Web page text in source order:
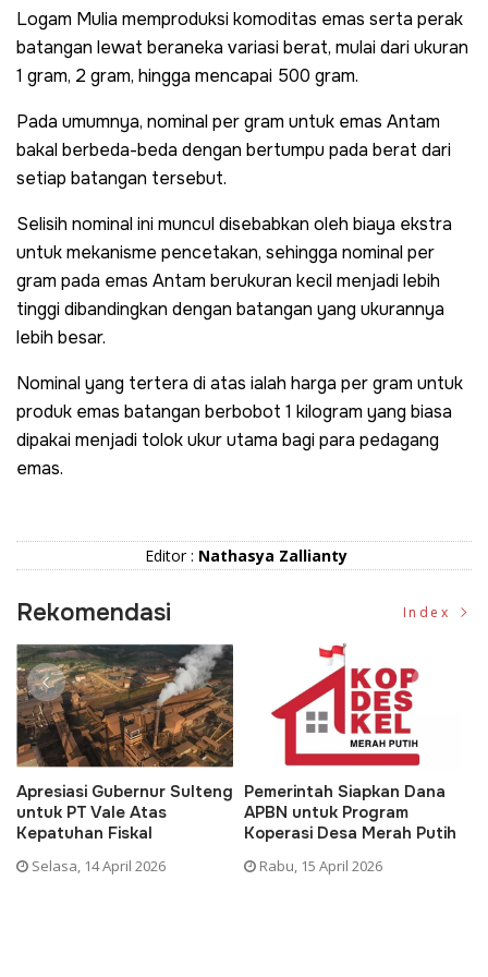
Logam Mulia memproduksi komoditas emas serta perak
batangan lewat beraneka variasi berat, mulai dari ukuran
1 gram, 2 gram, hingga mencapai 500 gram.
Pada umumnya, nominal per gram untuk emas Antam
bakal berbeda-beda dengan bertumpu pada berat dari
setiap batangan tersebut.
Selisih nominal ini muncul disebabkan oleh biaya ekstra
untuk mekanisme pencetakan, sehingga nominal per
gram pada emas Antam berukuran kecil menjadi lebih
tinggi dibandingkan dengan batangan yang ukurannya
lebih besar.
Nominal yang tertera di atas ialah harga per gram untuk
produk emas batangan berbobot 1 kilogram yang biasa
dipakai menjadi tolok ukur utama bagi para pedagang
emas.
Editor : Nathasya Zallianty
Rekomendasi Index
Apresiasi Gubernur Sulteng
untuk PT Vale Atas
Kepatuhan Fiskal
Selasa, 14 April 2026
Pemerintah Siapkan Dana
APBN untuk Program
Koperasi Desa Merah Putih
Rabu, 15 April 2026